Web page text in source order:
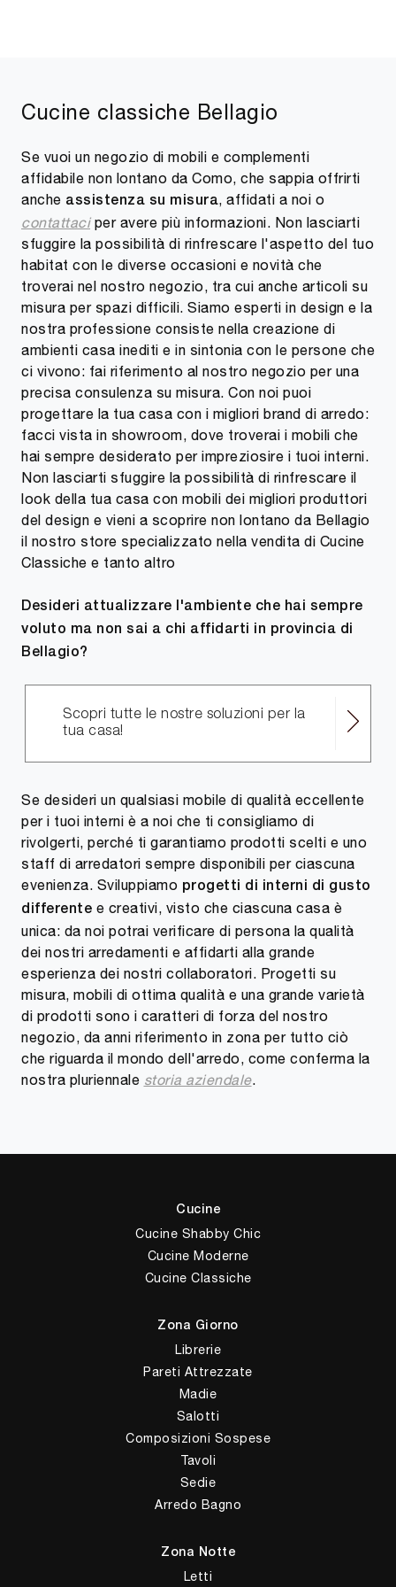
Cucine classiche Bellagio
Se vuoi un negozio di mobili e complementi
affidabile non lontano da Como, che sappia offrirti
anche assistenza su misura, affidati a noi o
contattaciper avere più informazioni. Non lasciarti
sfuggire la possibilità di rinfrescare l'aspetto del tuo
habitat con le diverse occasioni e novità che
troverai nel nostro negozio, tra cui anche articoli su
misura per spazi difficili. Siamo esperti in design e la
nostra professione consiste nella creazione di
ambienti casa inediti e in sintonia con le persone che
ci vivono: fai riferimento al nostro negozio per una
precisa consulenza su misura. Con noi puoi
progettare la tua casa con i migliori brand di arredo:
facci vista in showroom, dove troverai i mobili che
hai sempre desiderato per impreziosire i tuoi interni.
Non lasciarti sfuggire la possibilità di rinfrescare il
look della tua casa con mobili dei migliori produttori
del design e vieni a scoprire non lontano da Bellagio
il nostro store specializzato nella vendita di Cucine
Classiche e tanto altro
Desideri attualizzare l'ambiente che hai sempre
voluto ma non sai a chi affidarti in provincia di
Bellagio?
Scopri tutte le nostre soluzioni per la
tua casa!
Se desideri un qualsiasi mobile di qualità eccellente
per i tuoi interni è a noi che ti consigliamo di
rivolgerti, perché ti garantiamo prodotti scelti e uno
staff di arredatori sempre disponibili per ciascuna
evenienza. Sviluppiamo progetti di interni di gusto
differente e creativi, visto che ciascuna casa è
unica: da noi potrai verificare di persona la qualità
dei nostri arredamenti e affidarti alla grande
esperienza dei nostri collaboratori. Progetti su
misura, mobili di ottima qualità e una grande varietà
di prodotti sono i caratteri di forza del nostro
negozio, da anni riferimento in zona per tutto ciò
che riguarda il mondo dell'arredo, come conferma la
nostra pluriennale storia aziendale.
Cucine
Cucine Shabby Chic
Cucine Moderne
Cucine Classiche
Zona Giorno
Librerie
Pareti Attrezzate
Madie
Salotti
Composizioni Sospese
Tavoli
Sedie
Arredo Bagno
Zona Notte
Letti